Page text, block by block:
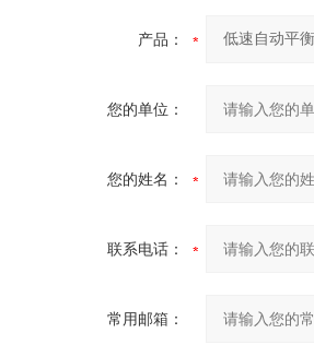
产品：
您的单位：
您的姓名：
联系电话：
常用邮箱：